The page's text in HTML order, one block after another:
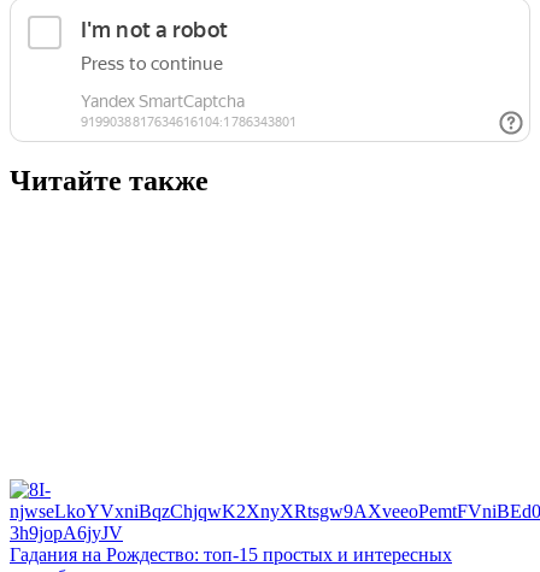
Читайте также
Гадания на Рождество: топ-15 простых и интересных